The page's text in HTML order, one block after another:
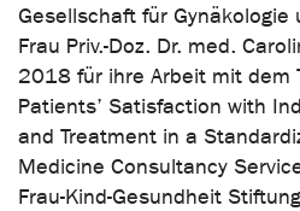
Gesellschaft für Gynäkologie
Frau Priv.-Doz. Dr. med.
2018 für ihre Arbeit mit dem
Patients’ Satisfaction with
and Treatment in a
Medicine Consultancy
Frau-Kind-Gesundheit